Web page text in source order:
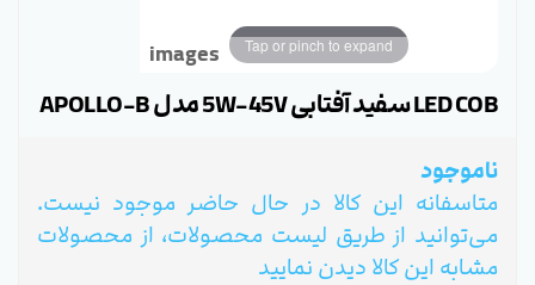
images Tap or pinch to expand
LED COB سفید آفتابی 5W-45V مدل APOLLO-B
ناموجود
متاسفانه این کالا در حال حاضر موجود نیست.
می‌توانید از طریق لیست محصولات، از محصولات
مشابه این کالا دیدن نمایید